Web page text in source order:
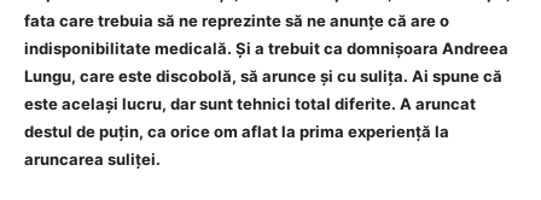
fata care trebuia să ne reprezinte să ne anunțe că are o
indisponibilitate medicală. Și a trebuit ca domnișoara Andreea
Lungu, care este discobolă, să arunce și cu sulița. Ai spune că
este același lucru, dar sunt tehnici total diferite. A aruncat
destul de puțin, ca orice om aflat la prima experiență la
aruncarea suliței.